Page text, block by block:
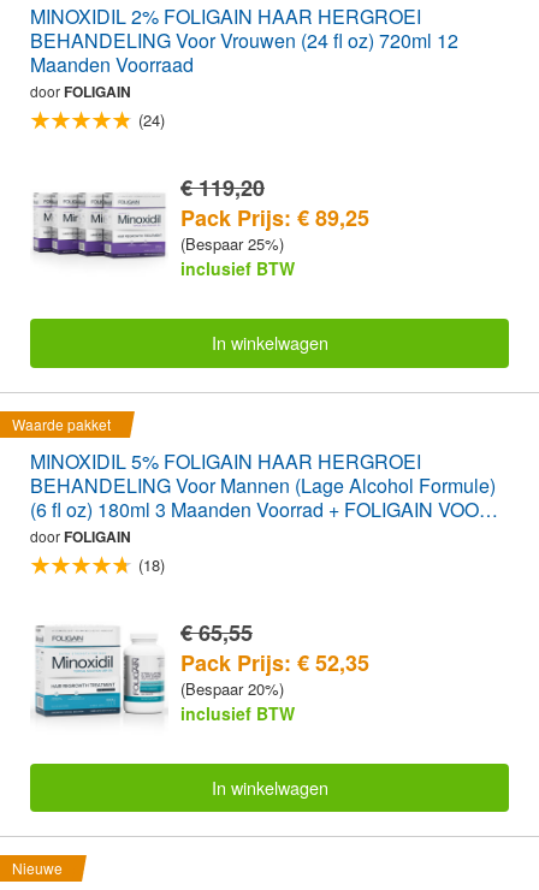
MINOXIDIL 2% FOLIGAIN HAAR HERGROEI
BEHANDELING Voor Vrouwen (24 fl oz) 720ml 12
Maanden Voorraad
doorFOLIGAIN
(24)
€ 119,20
Pack Prijs: € 89,25
(Bespaar 25%)
inclusief BTW
In winkelwagen
Waarde pakket
MINOXIDIL 5% FOLIGAIN HAAR HERGROEI
BEHANDELING Voor Mannen (Lage Alcohol Formule)
(6 fl oz) 180ml 3 Maanden Voorrad + FOLIGAIN VOOR
BIJ HAARUITVAL 120 Capsule-Tabletten WAARDE
PAK
doorFOLIGAIN
(18)
€ 65,55
Pack Prijs: € 52,35
(Bespaar 20%)
inclusief BTW
In winkelwagen
Nieuwe